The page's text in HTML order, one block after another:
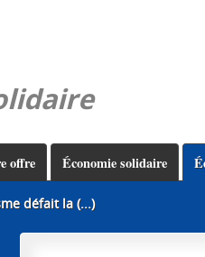
offre Économie solidaire
défait la (...)